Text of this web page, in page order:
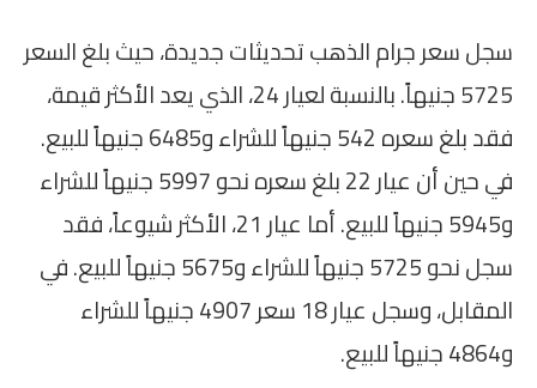
سجل سعر جرام الذهب تحديثات جديدة، حيث بلغ السعر
5725 جنيهاً. بالنسبة لعيار 24، الذي يعد الأكثر قيمة،
فقد بلغ سعره 542 جنيهاً للشراء و6485 جنيهاً للبيع.
في حين أن عيار 22 بلغ سعره نحو 5997 جنيهاً للشراء
و5945 جنيهاً للبيع. أما عيار 21، الأكثر شيوعاً، فقد
سجل نحو 5725 جنيهاً للشراء و5675 جنيهاً للبيع. في
المقابل، وسجل عيار 18 سعر 4907 جنيهاً للشراء
و4864 جنيهاً للبيع.